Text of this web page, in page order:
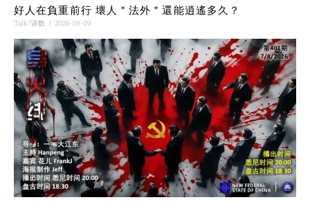
好人在負重前行 壞人＂法外＂還能逍遙多久？
Talk7讲数 2026-08-09